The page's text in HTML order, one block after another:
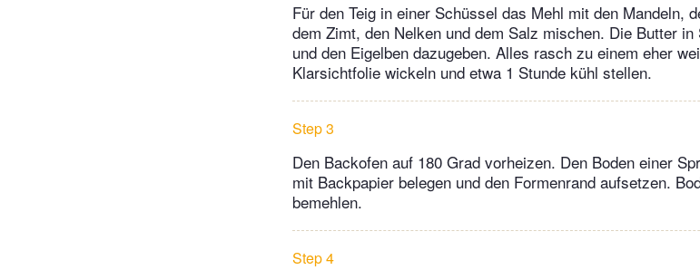
Für den Teig in einer Schüssel das Mehl mit den Mandeln,
dem Zimt, den Nelken und dem Salz mischen. Die Butter
und den Eigelben dazugeben. Alles rasch zu einem eher
Klarsichtfolie wickeln und etwa 1 Stunde kühl stellen.
Step 3
Den Backofen auf 180 Grad vorheizen. Den Boden einer
mit Backpapier belegen und den Formenrand aufsetzen.
bemehlen.
Step 4